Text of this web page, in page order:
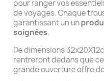
pour ranger vos
de voyages. Chaque
garantissant un un
soignées.
De dimensions
rentreront dedans que
grande ouverture offre